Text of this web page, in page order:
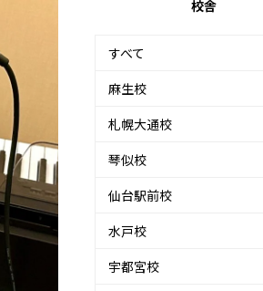
校舎
すべて
麻生校
札幌大通校
琴似校
仙台駅前校
水戸校
宇都宮校